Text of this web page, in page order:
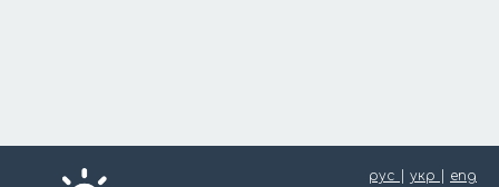
рус укр eng